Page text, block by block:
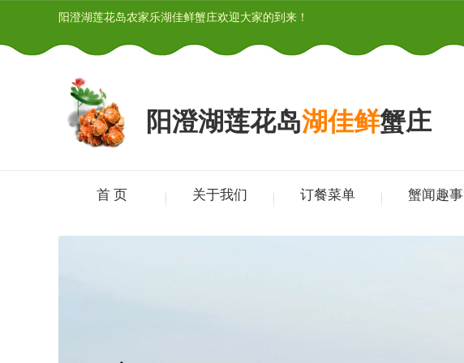
阳澄湖莲花岛农家乐湖佳鲜蟹庄欢迎大家的到来！
阳澄湖莲花岛湖佳鲜蟹庄
首 页 关于我们 订餐菜单 蟹闻趣事